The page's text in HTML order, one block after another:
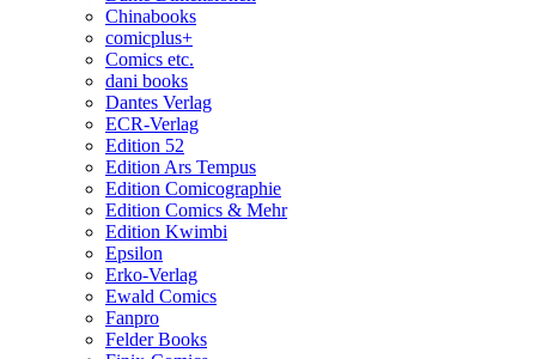
Chinabooks
comicplus+
Comics etc.
dani books
Dantes Verlag
ECR-Verlag
Edition 52
Edition Ars Tempus
Edition Comicographie
Edition Comics & Mehr
Edition Kwimbi
Epsilon
Erko-Verlag
Ewald Comics
Fanpro
Felder Books